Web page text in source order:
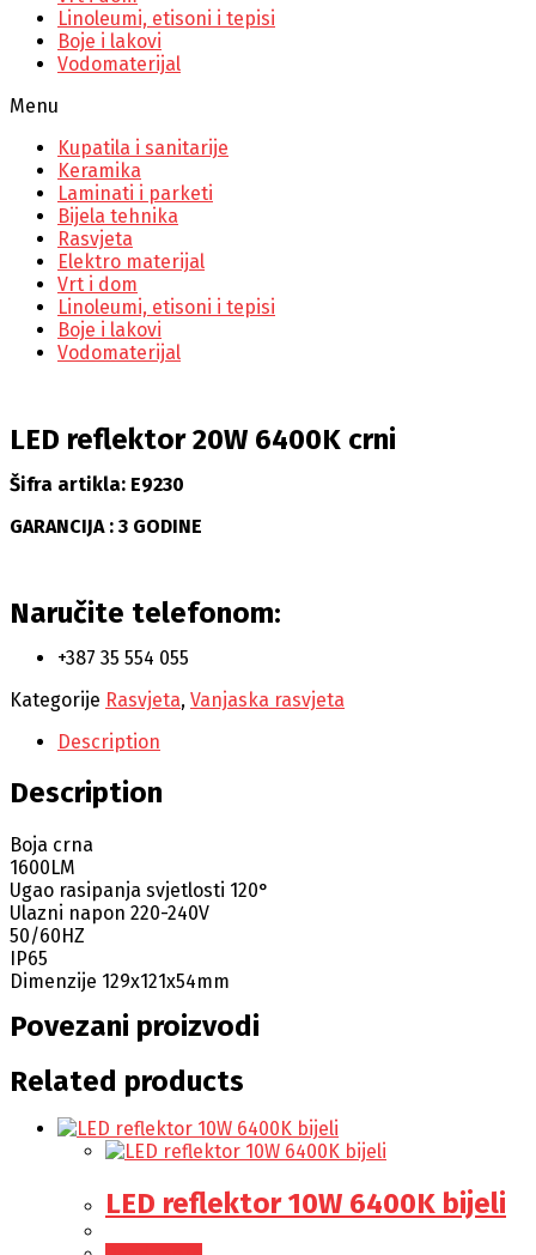
Linoleumi, etisoni i tepisi
Boje i lakovi
Vodomaterijal
Menu
Kupatila i sanitarije
Keramika
Laminati i parketi
Bijela tehnika
Rasvjeta
Elektro materijal
Vrt i dom
Linoleumi, etisoni i tepisi
Boje i lakovi
Vodomaterijal
LED reflektor 20W 6400K crni
Šifra artikla: E9230
GARANCIJA : 3 GODINE
Naručite telefonom:
+387 35 554 055
Kategorije Rasvjeta, Vanjaska rasvjeta
Description
Description
Boja crna
1600LM
Ugao rasipanja svjetlosti 120°
Ulazni napon 220-240V
50/60HZ
IP65
Dimenzije 129x121x54mm
Povezani proizvodi
Related products
LED reflektor 10W 6400K bijeli